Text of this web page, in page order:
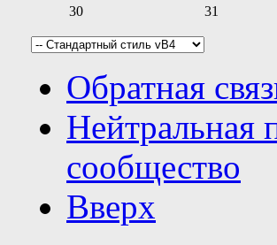
30
31
Обратная
Нейтральная
сообщество
Вверх